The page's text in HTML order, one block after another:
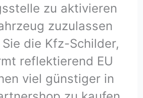
zu aktivieren
zuzulassen
die Kfz-Schilder,
reflektierend EU
viel günstiger in